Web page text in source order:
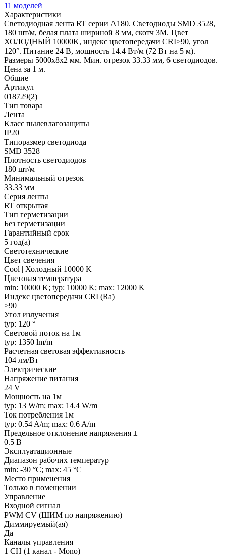
11 моделей
Характеристики
Светодиодная лента RT серии A180. Светодиоды SMD 3528,
180 шт/м, белая плата шириной 8 мм, скотч 3M. Цвет
ХОЛОДНЫЙ 10000K, индекс цветопередачи CRI>90, угол
120°. Питание 24 В, мощность 14.4 Вт/м (72 Вт на 5 м).
Размеры 5000x8x2 мм. Мин. отрезок 33.33 мм, 6 светодиодов.
Цена за 1 м.
Общие
Артикул
018729(2)
Тип товара
Лента
Класс пылевлагозащиты
IP20
Типоразмер светодиода
SMD 3528
Плотность светодиодов
180 шт/м
Минимальный отрезок
33.33 мм
Серия ленты
RT открытая
Тип герметизации
Без герметизации
Гарантийный срок
5 год(а)
Светотехнические
Цвет свечения
Cool | Холодный 10000 K
Цветовая температура
min: 10000 K; typ: 10000 K; max: 12000 K
Индекс цветопередачи CRI (Ra)
>90
Угол излучения
typ: 120 °
Световой поток на 1м
typ: 1350 lm/m
Расчетная световая эффективность
104 лм/Вт
Электрические
Напряжение питания
24 V
Мощность на 1м
typ: 13 W/m; max: 14.4 W/m
Ток потребления 1м
typ: 0.54 A/m; max: 0.6 A/m
Предельное отклонение напряжения ±
0.5 В
Эксплуатационные
Диапазон рабочих температур
min: -30 °C; max: 45 °C
Место применения
Только в помещении
Управление
Входной сигнал
PWM СV (ШИМ по напряжению)
Диммируемый(ая)
Да
Каналы управления
1 CH (1 канал - Mono)